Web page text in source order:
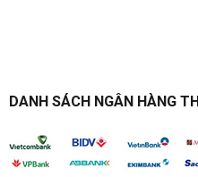
DANH SÁCH NGÂN HÀNG